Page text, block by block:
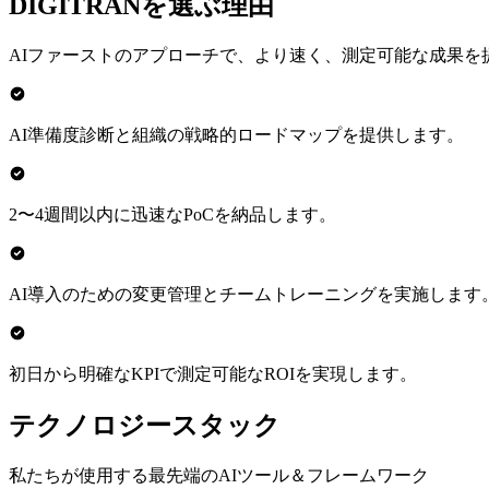
DIGITRANを選ぶ理由
AIファーストのアプローチで、より速く、測定可能な成果を
AI準備度診断と組織の戦略的ロードマップを提供します。
2〜4週間以内に迅速なPoCを納品します。
AI導入のための変更管理とチームトレーニングを実施します。
初日から明確なKPIで測定可能なROIを実現します。
テクノロジースタック
私たちが使用する最先端のAIツール＆フレームワーク